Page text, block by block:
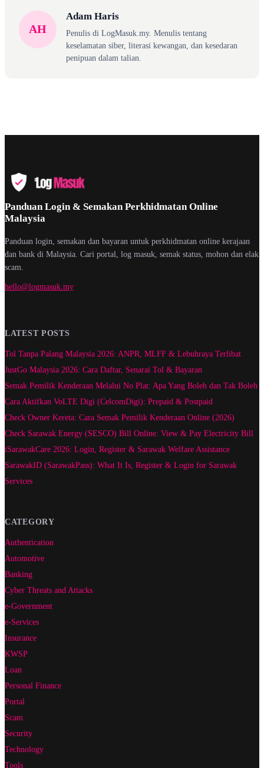
AH
Adam Haris
Penulis di LogMasuk.my. Menulis tentang
keselamatan siber, literasi kewangan, dan kesedaran
penipuan dalam talian.
Panduan Login & Semakan Perkhidmatan Online
Malaysia
Panduan login, semakan dan bayaran untuk perkhidmatan online kerajaan
dan bank di Malaysia. Cari portal, log masuk, semak status, mohon dan elak
scam.
hello@logmasuk.my
LATEST POSTS
Tol Tanpa Palang Malaysia 2026: ANPR, MLFF & Lebuhraya Terlibat
JustGo Malaysia 2026: Cara Daftar, Senarai Tol & Bayaran
Semak Pemilik Kenderaan Melalui No Plat: Apa Yang Boleh dan Tak Boleh
Cara Aktifkan VoLTE Digi (CelcomDigi): Prepaid & Postpaid
Check Owner Kereta: Cara Semak Pemilik Kenderaan Online (2026)
Check Sarawak Energy (SESCO) Bill Online: View & Pay Electricity Bill
iSarawakCare 2026: Login, Register & Sarawak Welfare Assistance
SarawakID (SarawakPass): What It Is, Register & Login for Sarawak
Services
CATEGORY
Authentication
Automotive
Banking
Cyber Threats and Attacks
e-Government
e-Services
Insurance
KWSP
Loan
Personal Finance
Portal
Scam
Security
Technology
Tools